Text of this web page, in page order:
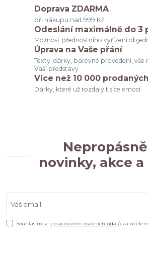
Doprava ZDARMA
při nákupu nad 999 Kč
Odeslání maximálně do 3
Možnost přednostního vyřízení
Úprava na Vaše přání
Texty, dárky, barevné provedení,
Vaší představy
Více než 10 000
Dárky, které už rozdaly tisíce emocí
novinky, akce a
Souhlasím se zpracováním osobních údajů za